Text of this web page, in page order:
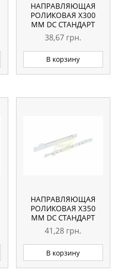
НАПРАВЛЯЮЩАЯ
РОЛИКОВАЯ X300
ММ DC СТАНДАРТ
БЕЛАЯ
38,67 грн.
В корзину
НАПРАВЛЯЮЩАЯ
РОЛИКОВАЯ X350
ММ DC СТАНДАРТ
БЕЛАЯ
41,28 грн.
В корзину